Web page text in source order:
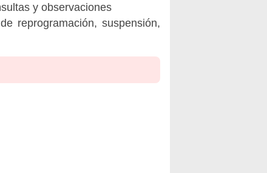
y observaciones
reprogramación, suspensión,